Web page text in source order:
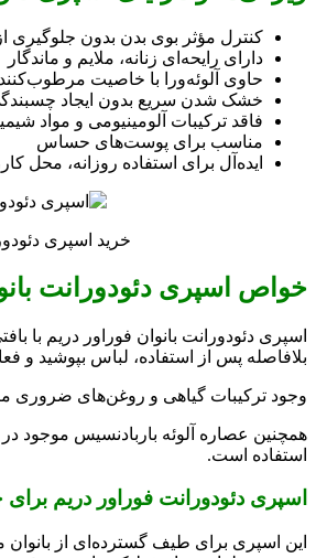
کنترل مؤثر بوی بدن بدون جلوگیری
دارای رایحه‌ای زنانه، ملایم و ماندگار
حاوی آلوئه‌ورا با خاصیت
خشک شدن سریع بدون ایجاد
فاقد ترکیبات آلومینیومی و مواد
مناسب برای پوست‌های حساس
ایده‌آل برای استفاده روزانه،
خرید اسپری
خواص اسپری دئودورانت
اسپری دئودورانت بانوان فوراور دریم
بلافاصله پس از استفاده، لباس بپوشید و
وجود ترکیبات گیاهی و روغن‌های ضروری
همچنین عصاره آلوئه باربادنسیس موجود
استفاده است.
اسپری دئودورانت فوراور دریم
این اسپری برای طیف گسترده‌ای از